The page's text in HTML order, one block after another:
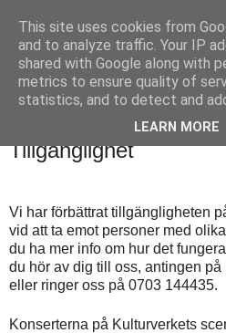
Kulturverket
Tillgänglighet
Vi har förbättrat tillgängligheten
vid att ta emot personer med
du ha mer info om hur det
du hör av dig till oss, antingen
eller ringer oss på 0703 144435.
Konserterna på Kulturverkets
This site uses cookies from
and to analyze traffic. Your IP
shared with Google along with
metrics to ensure quality of
statistics, and to detect and
LEARN MORE